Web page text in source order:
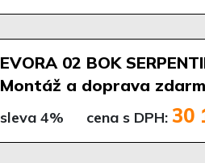
EVORA 02 BOK
Montáž a doprava
sleva 4% cena s DPH: 30